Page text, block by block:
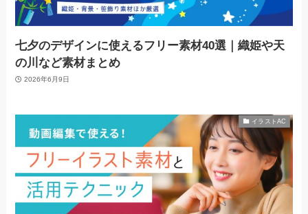
七夕のデザインに使えるフリー素材40選｜織姫や天
の川など素材まとめ
2026年6月9日
イラストAC